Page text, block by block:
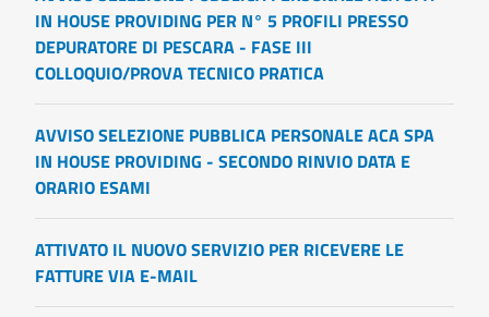
IN HOUSE PROVIDING PER N° 5 PROFILI PRESSO
DEPURATORE DI PESCARA - FASE III
COLLOQUIO/PROVA TECNICO PRATICA
AVVISO SELEZIONE PUBBLICA PERSONALE ACA SPA
IN HOUSE PROVIDING - SECONDO RINVIO DATA E
ORARIO ESAMI
ATTIVATO IL NUOVO SERVIZIO PER RICEVERE LE
FATTURE VIA E-MAIL